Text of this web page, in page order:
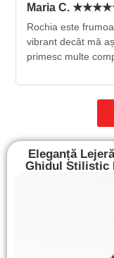
Maria C.
Rochia este
vibrant decât mă
primesc multe
Eleganță
Ghidul Stilistic